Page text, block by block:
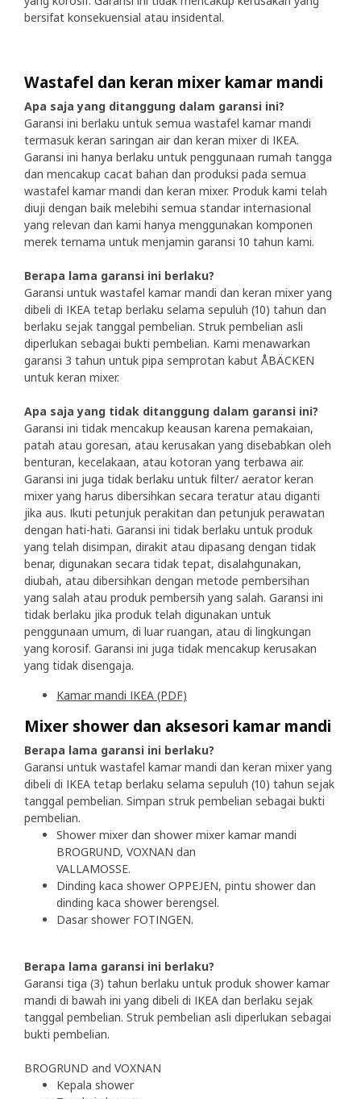
bersifat konsekuensial atau insidental.
Wastafel dan keran mixer kamar mandi
Apa saja yang ditanggung dalam garansi ini?
Garansi ini berlaku untuk semua wastafel kamar mandi
termasuk keran saringan air dan keran mixer di IKEA.
Garansi ini hanya berlaku untuk penggunaan rumah tangga
dan mencakup cacat bahan dan produksi pada semua
wastafel kamar mandi dan keran mixer. Produk kami telah
diuji dengan baik melebihi semua standar internasional
yang relevan dan kami hanya menggunakan komponen
merek ternama untuk menjamin garansi 10 tahun kami.
Berapa lama garansi ini berlaku?
Garansi untuk wastafel kamar mandi dan keran mixer yang
dibeli di IKEA tetap berlaku selama sepuluh (10) tahun dan
berlaku sejak tanggal pembelian. Struk pembelian asli
diperlukan sebagai bukti pembelian. Kami menawarkan
garansi 3 tahun untuk pipa semprotan kabut ÅBÄCKEN
untuk keran mixer.
Apa saja yang tidak ditanggung dalam garansi ini?
Garansi ini tidak mencakup keausan karena pemakaian,
patah atau goresan, atau kerusakan yang disebabkan oleh
benturan, kecelakaan, atau kotoran yang terbawa air.
Garansi ini juga tidak berlaku untuk filter/ aerator keran
mixer yang harus dibersihkan secara teratur atau diganti
jika aus. Ikuti petunjuk perakitan dan petunjuk perawatan
dengan hati-hati. Garansi ini tidak berlaku untuk produk
yang telah disimpan, dirakit atau dipasang dengan tidak
benar, digunakan secara tidak tepat, disalahgunakan,
diubah, atau dibersihkan dengan metode pembersihan
yang salah atau produk pembersih yang salah. Garansi ini
tidak berlaku jika produk telah digunakan untuk
penggunaan umum, di luar ruangan, atau di lingkungan
yang korosif. Garansi ini juga tidak mencakup kerusakan
yang tidak disengaja.
Kamar mandi IKEA (PDF)
Mixer shower dan aksesori kamar mandi
Berapa lama garansi ini berlaku?
Garansi untuk wastafel kamar mandi dan keran mixer yang
dibeli di IKEA tetap berlaku selama sepuluh (10) tahun sejak
tanggal pembelian. Simpan struk pembelian sebagai bukti
pembelian.
Shower mixer dan shower mixer kamar mandi
BROGRUND, VOXNAN dan
VALLAMOSSE.
Dinding kaca shower OPPEJEN, pintu shower dan
dinding kaca shower berengsel.
Dasar shower FOTINGEN.
Berapa lama garansi ini berlaku?
Garansi tiga (3) tahun berlaku untuk produk shower kamar
mandi di bawah ini yang dibeli di IKEA dan berlaku sejak
tanggal pembelian. Struk pembelian asli diperlukan sebagai
bukti pembelian.
BROGRUND and VOXNAN
Kepala shower